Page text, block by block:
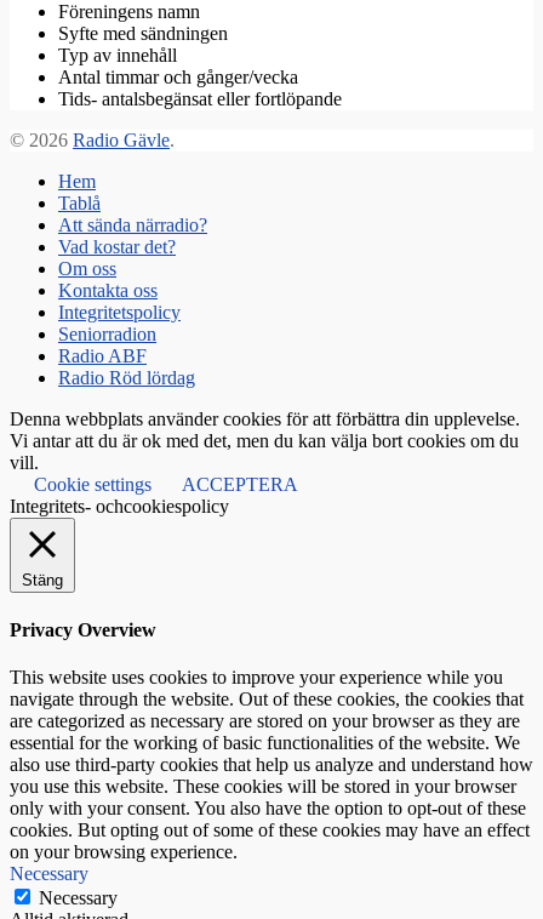
Föreningens namn
Syfte med sändningen
Typ av innehåll
Antal timmar och gånger/vecka
Tids- antalsbegänsat eller fortlöpande
© 2026 Radio Gävle.
Hem
Tablå
Att sända närradio?
Vad kostar det?
Om oss
Kontakta oss
Integritetspolicy
Seniorradion
Radio ABF
Radio Röd lördag
Denna webbplats använder cookies för att förbättra din upplevelse.
Vi antar att du är ok med det, men du kan välja bort cookies om du
vill.
Cookie settings
ACCEPTERA
Integritets- ochcookiespolicy
Stäng
Privacy Overview
This website uses cookies to improve your experience while you
navigate through the website. Out of these cookies, the cookies that
are categorized as necessary are stored on your browser as they are
essential for the working of basic functionalities of the website. We
also use third-party cookies that help us analyze and understand how
you use this website. These cookies will be stored in your browser
only with your consent. You also have the option to opt-out of these
cookies. But opting out of some of these cookies may have an effect
on your browsing experience.
Necessary
Necessary